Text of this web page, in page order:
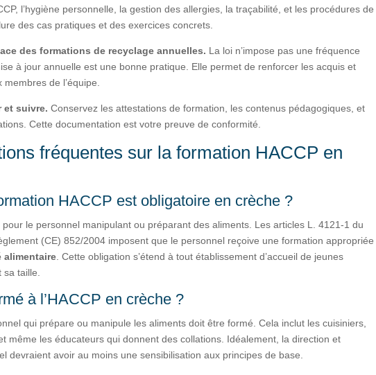
l’hygiène personnelle, la gestion des allergies, la traçabilité, et les procédures de
des cas pratiques et des exercices concrets.
des formations de recyclage annuelles. La loi n’impose pas une fréquence
à jour annuelle est une bonne pratique. Elle permet de renforcer les acquis et
membres de l’équipe.
et suivre.Conservez les attestations de formation, les contenus pédagogiques, et
Cette documentation est votre preuve de conformité.
fréquentes sur la formation HACCP en
HACCP est obligatoire en crèche ?
le personnel manipulant ou préparant des aliments. Les articles L. 4121-1 du
(CE) 852/2004 imposent que le personnel reçoive une formation appropriée
alimentaire. Cette obligation s’étend à tout établissement d’accueil de jeunes
sa taille.
à l’HACCP en crèche ?
qui prépare ou manipule les aliments doit être formé. Cela inclut les cuisiniers,
même les éducateurs qui donnent des collations. Idéalement, la direction et
devraient avoir au moins une sensibilisation aux principes de base.